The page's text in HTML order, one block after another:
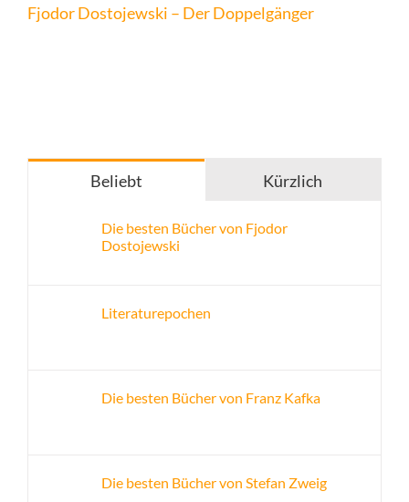
Fjodor Dostojewski – Der Doppelgänger
Beliebt Kürzlich
Die besten Bücher von Fjodor
Dostojewski
Literaturepochen
Die besten Bücher von Franz Kafka
Die besten Bücher von Stefan Zweig